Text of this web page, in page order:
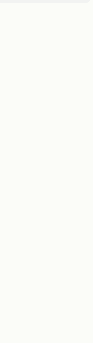
Cet
accueillir des
Voir ses
A 10 minutes à
dernière
Notre auberge
par son
Soixante
(double, twin,
total de 210
Que vous
êtes tous les